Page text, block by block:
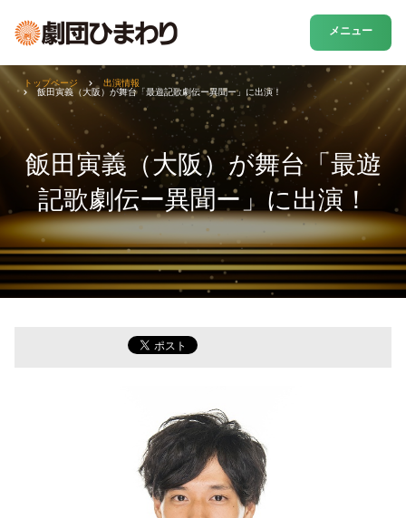
メニュー
飯田寅義（大阪）が舞台「最遊
記歌劇伝ー異聞ー」に出演！
トップページ
出演情報
飯田寅義（大阪）が舞台「最遊記歌劇伝ー異聞ー」に出演！